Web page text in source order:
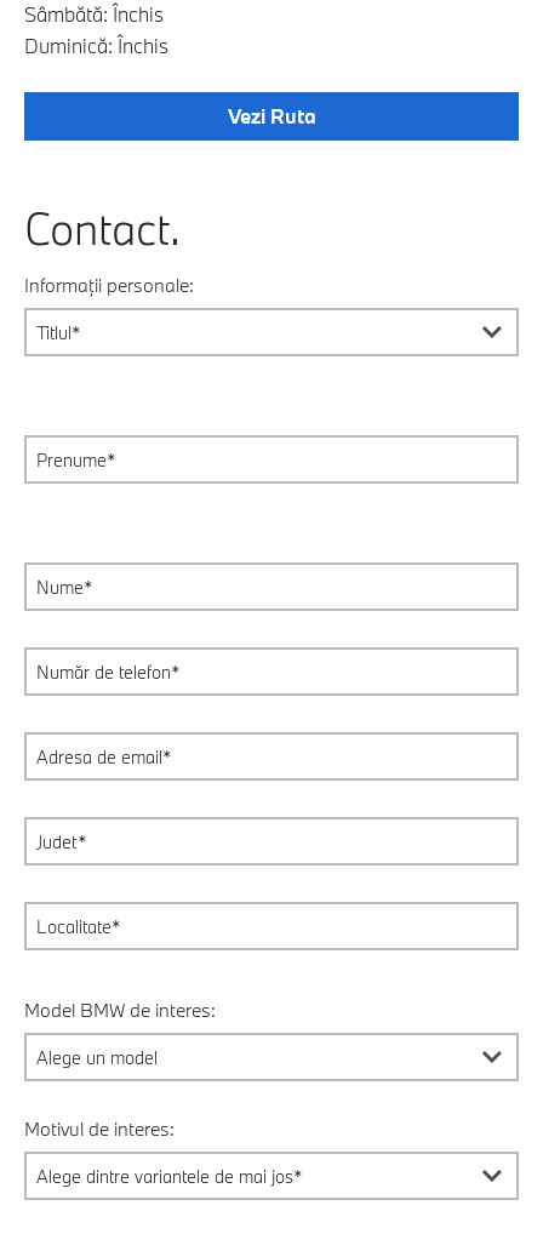
Sâmbătă: Închis
Duminică: Închis
Vezi Ruta
Contact.
Informații personale:
Model BMW de interes:
Motivul de interes: